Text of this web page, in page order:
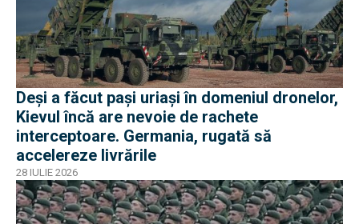
Deși a făcut pași uriași în domeniul dronelor,
Kievul încă are nevoie de rachete
interceptoare. Germania, rugată să
accelereze livrările
28 IULIE 2026